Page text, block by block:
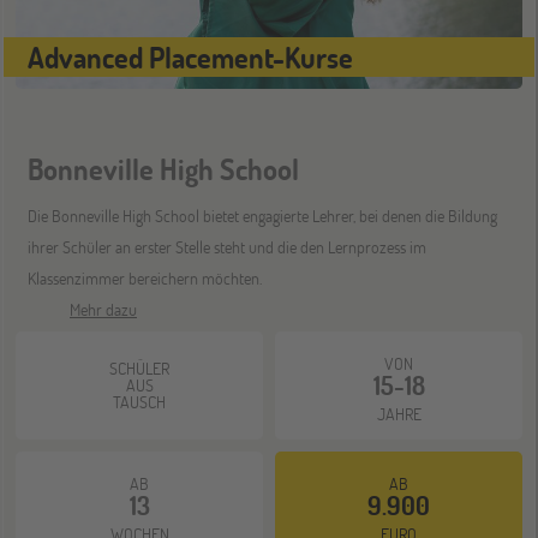
Schüleraustausch-Infoabend (Ozeanien)
07 Berlin
Jugendbildungsmesse JuBi
ONLINE
Schüleraustausch-Infoabend (Europa)
Hannover
Jugendbildungsmesse JuBi
Advanced Placement-Kurse
Bonneville High School
Die Bonneville High School bietet engagierte Lehrer, bei denen die Bildung
ihrer Schüler an erster Stelle steht und die den Lernprozess im
Klassenzimmer bereichern möchten.
Mehr dazu
SCHÜLER
AUS
TAUSCH
VON
15-18
JAHRE
AB
13
AB
9.900